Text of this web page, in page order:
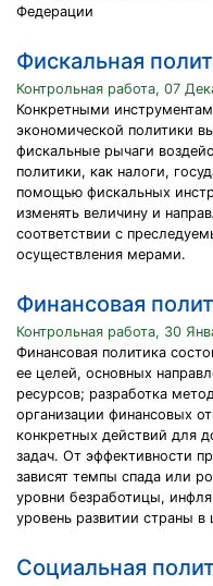
Федерации
Фискальная
Контрольная работа, 07
Конкретными
экономической политики
фискальные рычаги
политики, как налоги,
помощью фискальных
изменять величину и
соответствии с
осуществления мерами.
Финансовая
Контрольная работа, 30
Финансовая политика
ее целей, основных
ресурсов; разработка
организации финансовых
конкретных действий для
задач. От эффективности
зависят темпы спада или
уровни безработицы,
уровень развитии страны в
Социальная